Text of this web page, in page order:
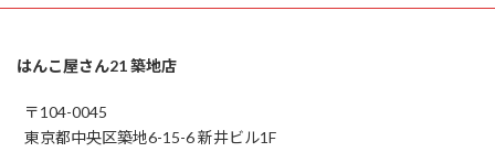
はんこ屋さん21 築地店
〒104-0045
東京都中央区築地6-15-6 新井ビル1F